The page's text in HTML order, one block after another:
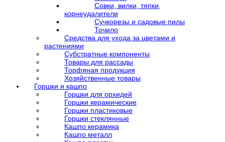
Совки, вилки, тяпки,
корнеудалители
Сучкорезы и садовые пилы
Точило
Средства для ухода за цветами и
растениями
Субстратные компоненты
Товары для рассады
Торфяная продукция
Хозяйственные товары
Горшки и кашпо
Горшки для орхидей
Горшки керамические
Горшки пластиковые
Горшки стеклянные
Кашпо керамика
Кашпо металл